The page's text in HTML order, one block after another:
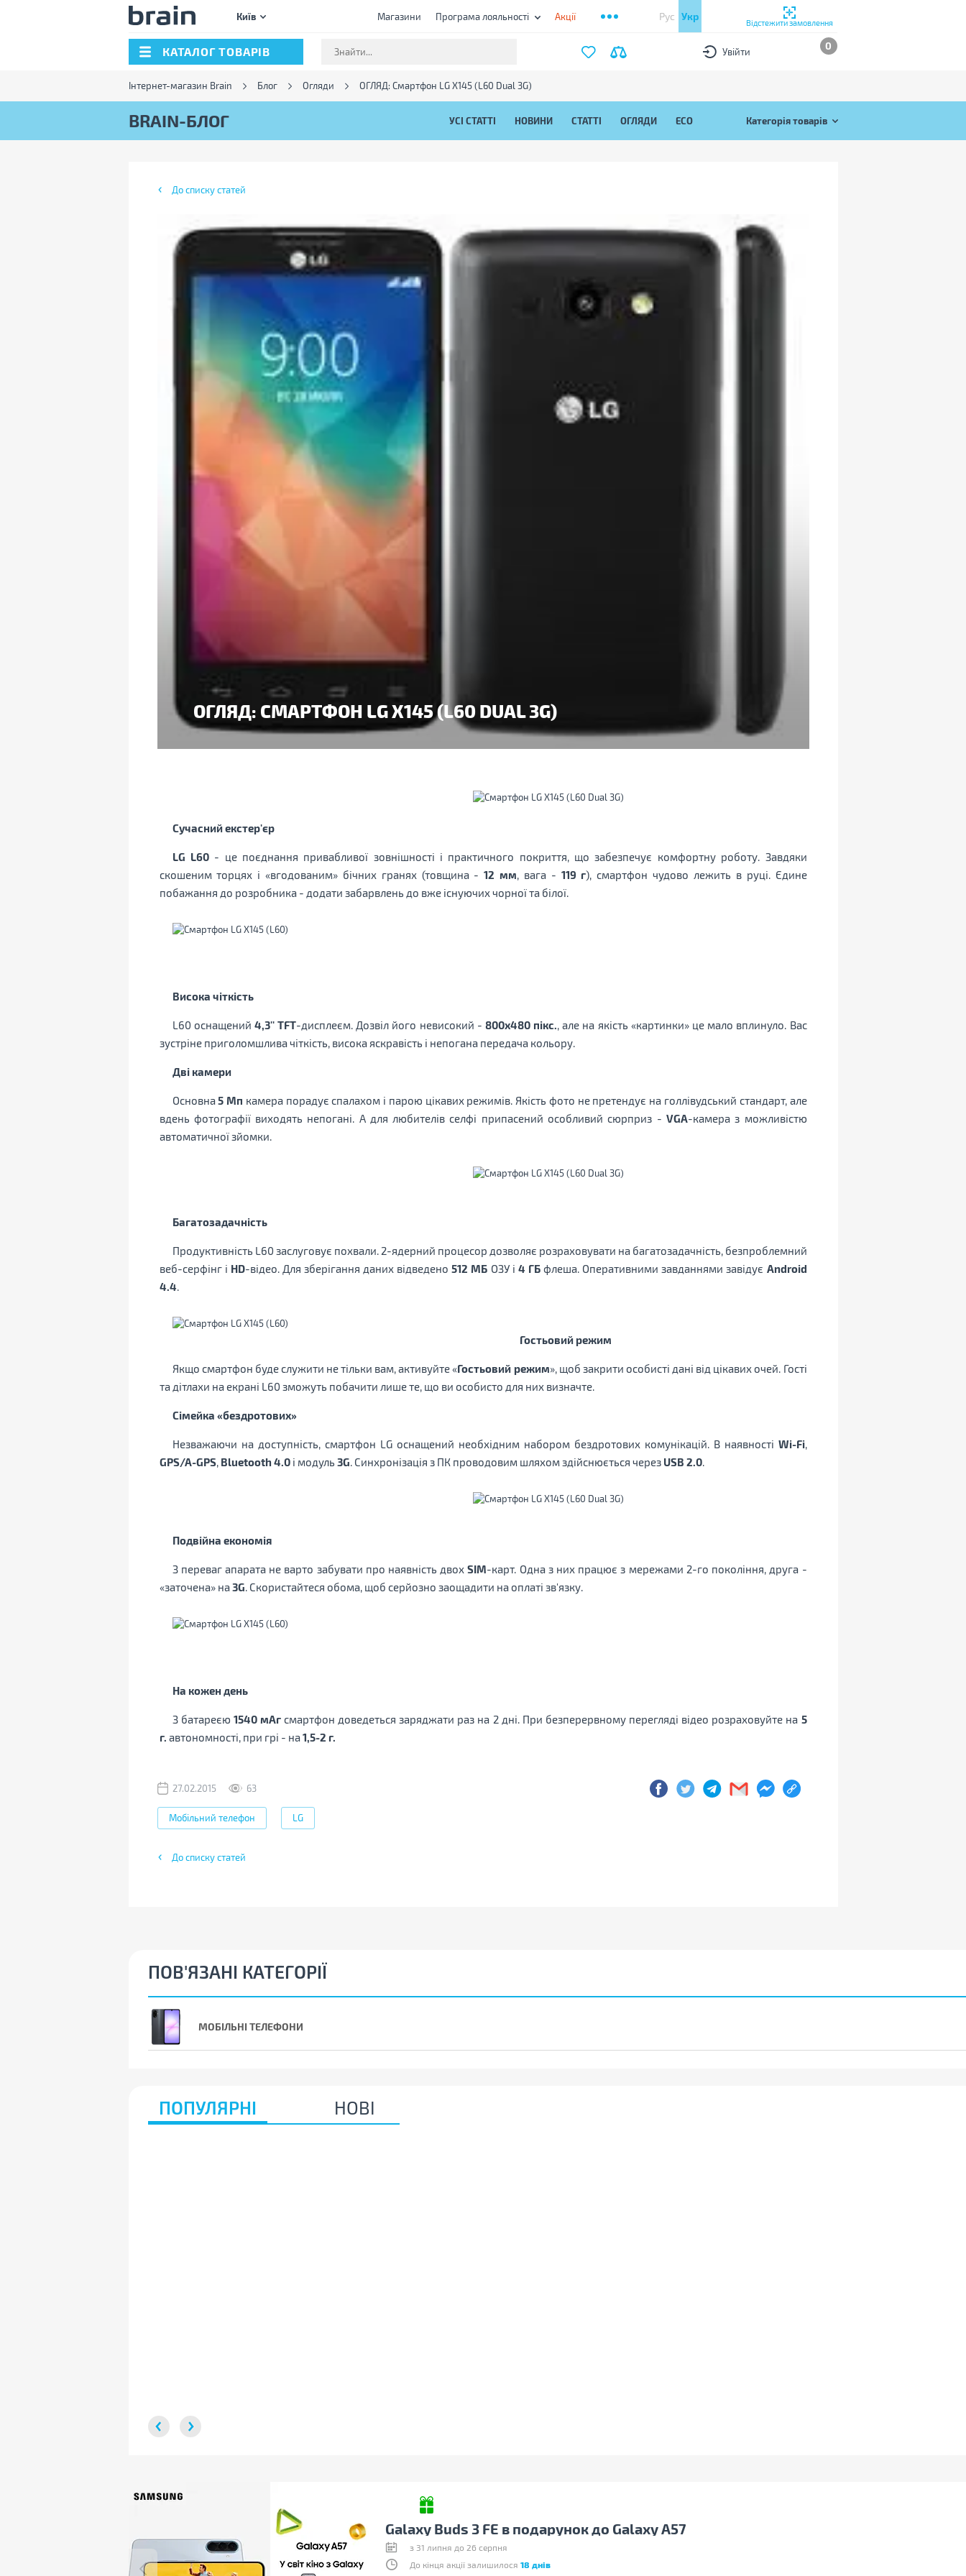
Київ Магазини Програма лояльності Акції Рус Укр
Відстежити замовлення
КАТАЛОГ ТОВАРІВ Увійти 0
Інтернет-магазин Brain Блог Огляди ОГЛЯД: Смартфон LG X145 (L60 Dual 3G)
BRAIN-БЛОГ УСІ СТАТТІ НОВИНИ СТАТТІ ОГЛЯДИ ECO Категорія товарів
До списку статей
ОГЛЯД: СМАРТФОН LG X145 (L60 DUAL 3G)
Сучасний екстер'єр
LG L60- це поєднання привабливої ​​зовнішності і практичного покриття, що забезпечує комфортну роботу. Завдяки
скошеним торцях і «вгодованим» бічних гранях (товщина -12 мм, вага - 119 г), смартфон чудово лежить в руці. Єдине
побажання до розробника - додати забарвлень до вже існуючих чорної та білої.
Висока чіткість
L60 оснащений 4,3'' TFT-дисплеєм. Дозвіл його невисокий - 800х480 пікс., але на якість «картинки» це мало вплинуло. Вас
зустріне приголомшлива чіткість, висока яскравість і непогана передача кольору.
Дві камери
Основна5 Мп камера порадує спалахом і парою цікавих режимів. Якість фото не претендує на голлівудський стандарт, але
вдень фотографії виходять непогані. А для любителів селфі припасений особливий сюрприз - VGA-камера з можливістю
автоматичної зйомки.
Багатозадачність
Продуктивність L60 заслуговує похвали. 2-ядерний процесор дозволяє розраховувати на багатозадачність, безпроблемний
веб-серфінг і HD-відео. Для зберігання даних відведено512 МБ ОЗУ і 4 ГБфлеша. Оперативними завданнями завідує Android
4.4.
Гостьовий режим
Якщо смартфон буде служити не тільки вам, активуйте «Гостьовий режим», щоб закрити особисті дані від цікавих очей. Гості
та дітлахи на екрані L60 зможуть побачити лише те, що ви особисто для них визначте.
Сімейка «бездротових»
Незважаючи на доступність, смартфон LG оснащений необхідним набором бездротових комунікацій. В наявності Wi-Fi,
GPS/A-GPS,Bluetooth 4.0і модуль 3G. Синхронізація з ПК проводовим шляхом здійснюється через USB 2.0.
Подвійна економія
З переваг апарата не варто забувати про наявність двохSIM-карт. Одна з них працює з мережами 2-го покоління, друга -
«заточена» на3G. Скористайтеся обома, щоб серйозно заощадити на оплаті зв'язку.
На кожен день
З батареєю 1540 мАгсмартфон доведеться заряджати раз на 2 дні. При безперервному перегляді відео розраховуйте на 5
г. автономності, при грі - на1,5-2 г.
27.02.2015 63
Мобільний телефон LG
До списку статей
ПОВ'ЯЗАНІ КАТЕГОРІЇ
МОБІЛЬНІ ТЕЛЕФОНИ
ПОПУЛЯРНІ НОВІ